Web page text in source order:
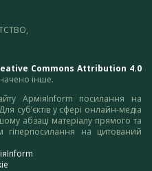
Commons Attribution 4.0
інше.
АрміяInform посилання на
суб’єктів у сфері онлайн-медіа
абзаці матеріалу прямого та
гіперпосилання на цитований